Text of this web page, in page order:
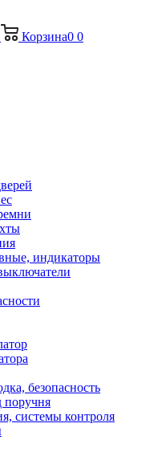
Корзина0 0
индикаторы
безопасность
поручня
системы контроля